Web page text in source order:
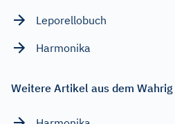
Leporellobuch
Harmonika
Weitere Artikel aus dem